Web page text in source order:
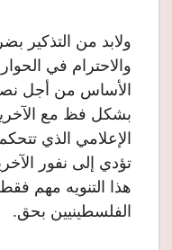
ولابد من التذكير
والاحترام في
الأساس من أجل
بشكل فظ مع
الإعلامي الذي
تؤدي إلى نفور
هذا التنويه مهم
الفلسطينيين بحق.